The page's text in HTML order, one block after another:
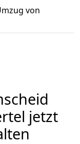
von
jetzt